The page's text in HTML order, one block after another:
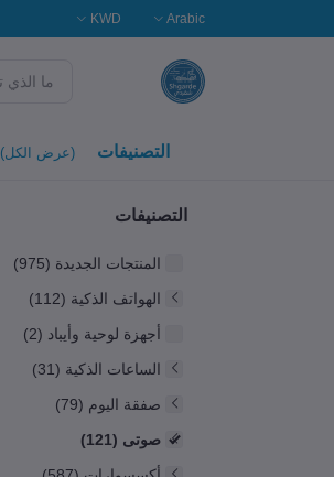
Arabic
KWD
التصنيفات (عرض الكل)
التصنيفات
المنتجات الجديدة (975)
الهواتف الذكية (112)
أجهزة لوحية وأيباد (2)
الساعات الذكية (31)
صفقة اليوم (79)
صوتى (121)